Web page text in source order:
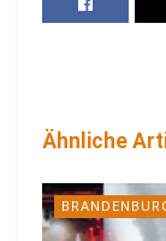
Ähnliche